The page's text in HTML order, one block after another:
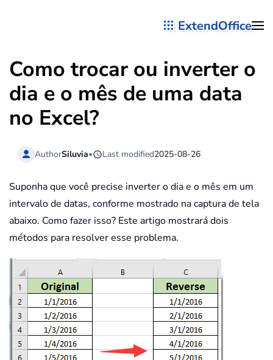
ExtendOffice
Como trocar ou inverter o
dia e o mês de uma data
no Excel?
AuthorSiluvia• Last modified2025-08-26
Suponha que você precise inverter o dia e o mês em um
intervalo de datas, conforme mostrado na captura de tela
abaixo. Como fazer isso? Este artigo mostrará dois
métodos para resolver esse problema.